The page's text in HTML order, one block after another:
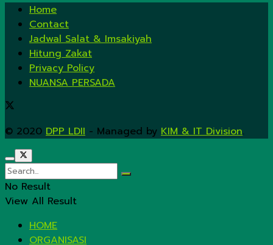
Home
Contact
Jadwal Salat & Imsakiyah
Hitung Zakat
Privacy Policy
NUANSA PERSADA
© 2020 DPP LDII - Managed by KIM & IT Division.
No Result
View All Result
HOME
ORGANISASI